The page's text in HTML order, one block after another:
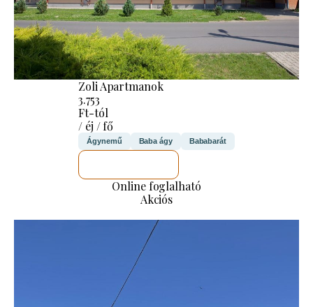
Zoli Apartmanok
3.753
Ft-tól
/ éj / fő
Ágynemű Baba ágy Bababarát
Online foglalható
Akciós